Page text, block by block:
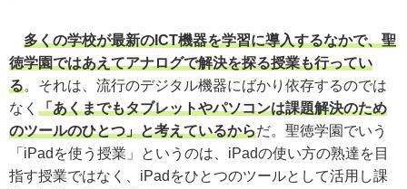
多くの学校が最新のICT機器を学習に導入するなかで、聖
徳学園ではあえてアナログで解決を探る授業も行ってい
る。それは、流行のデジタル機器にばかり依存するのでは
なく 「あくまでもタブレットやパソコンは課題解決のため
のツールのひとつ」と考えているからだ。聖徳学園でいう
「iPadを使う授業」というのは、iPadの使い方の熟達を目
指す授業ではなく、iPadをひとつのツールとして活用し課